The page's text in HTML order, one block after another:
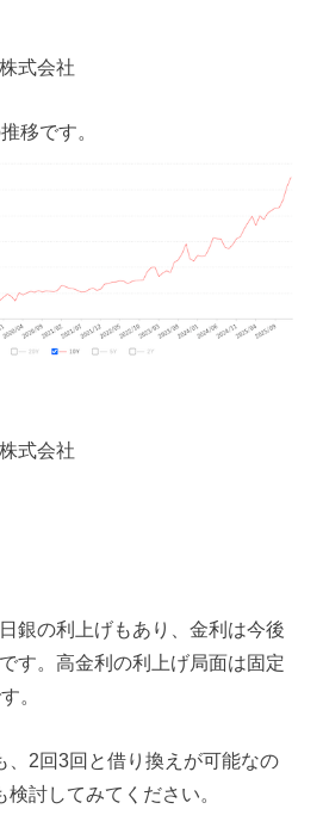
式会社
移です。
式会社
銀の利上げもあり、金利は今後
す。高金利の利上げ局面は固定
。
、2回3回と借り換えが可能なの
討してみてください。